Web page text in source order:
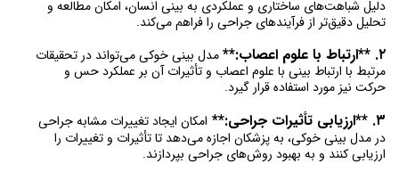
دلیل شباهت‌های ساختاری و عملکردی به بینی انسان، امکان مطالعه و
تحلیل دقیق‌تر از فرآیندهای جراحی را فراهم می‌کند.
۲. **ارتباط با علوم اعصاب:* *مدل بینی خوکی می‌تواند در تحقیقات
مرتبط با ارتباط بینی با علوم اعصاب و تأثیرات آن بر عملکرد حس و
حرکت نیز مورد استفاده قرار گیرد.
۳. **ارزیابی تأثیرات جراحی:**
امکان ایجاد تغییرات مشابه جراحی
در مدل بینی خوکی، به پزشکان اجازه می‌دهد تا تأثیرات و تغییرات را
ارزیابی کنند و به بهبود روش‌های جراحی بپردازند.